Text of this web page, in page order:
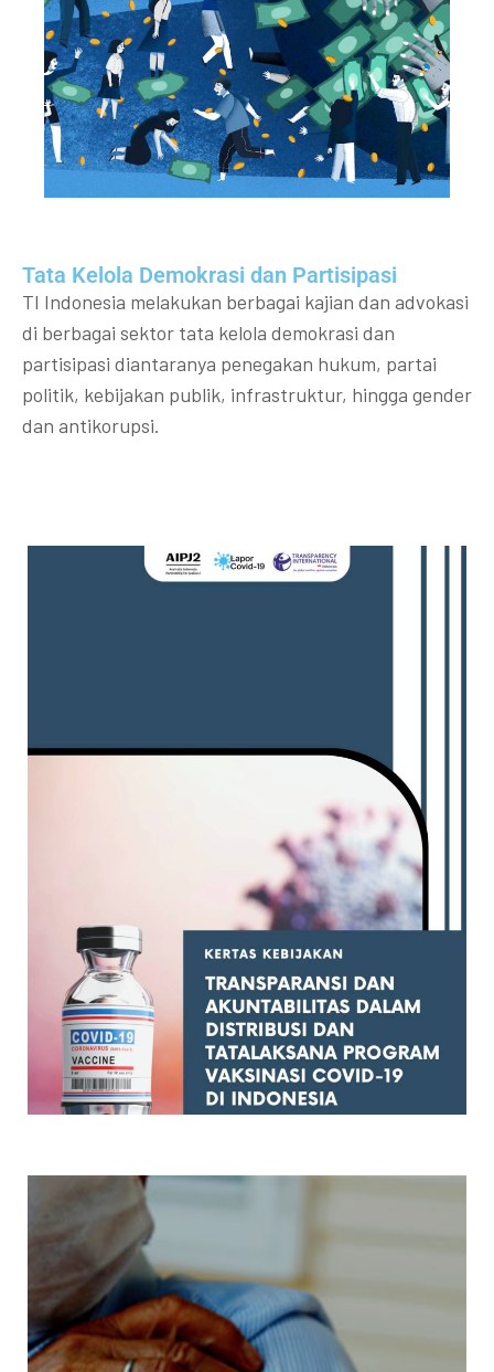
Tata Kelola Demokrasi dan Partisipasi​
TI Indonesia melakukan berbagai kajian dan advokasi
di berbagai sektor tata kelola demokrasi dan
partisipasi diantaranya penegakan hukum, partai
politik, kebijakan publik, infrastruktur, hingga gender
dan antikorupsi.